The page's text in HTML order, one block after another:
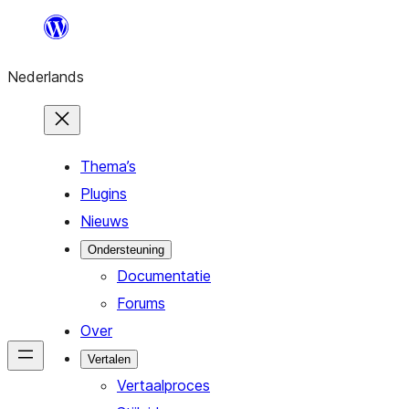
de
inhoud
Nederlands
Thema’s
Plugins
Nieuws
Ondersteuning
Documentatie
Forums
Over
Vertalen
Vertaalproces